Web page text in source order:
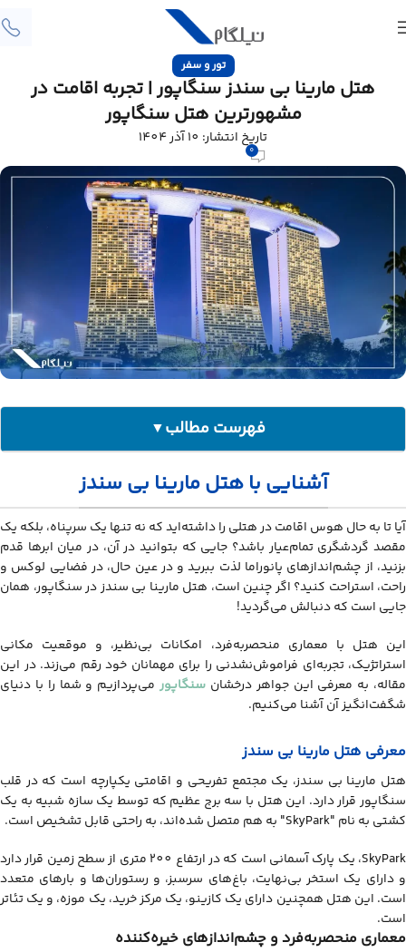
تور و سفر
هتل مارینا بی سندز سنگاپور | تجربه اقامت در
مشهورترین هتل سنگاپور
تاریخ انتشار: 10 آذر 1404
0
فهرست مطالب▼
معرفی هتل مارینا بی سندز
جاذبه‌های گردشگری هتل مارینا بی سندز سنگاپور
اقامت در هتل مارینا بی سندز
نکات مهم برای سفر به هتل مارینا بی سندز
آشنایی با هتل مارینا بی سندز
آیا تا به حال هوس اقامت در هتلی را داشته‌اید که نه تنها یک سرپناه، بلکه یک
مقصد گردشگری تمام‌عیار باشد؟ جایی که بتوانید در آن، در میان ابرها قدم
بزنید، از چشم‌اندازهای پانوراما لذت ببرید و در عین حال، در فضایی لوکس و
راحت، استراحت کنید؟ اگر چنین است، هتل مارینا بی سندز در سنگاپور، همان
جایی است که دنبالش می‌گردید!
این هتل با معماری منحصربه‌فرد، امکانات بی‌نظیر، و موقعیت مکانی
استراتژیک، تجربه‌ای فراموش‌نشدنی را برای مهمانان خود رقم می‌زند. در این
مقاله، به معرفی این جواهر درخشان سنگاپور می‌پردازیم و شما را با دنیای
شگفت‌انگیز آن آشنا می‌کنیم.
معرفی هتل مارینا بی سندز
هتل مارینا بی سندز، یک مجتمع تفریحی و اقامتی یکپارچه است که در قلب
سنگاپور قرار دارد. این هتل با سه برج عظیم که توسط یک سازه شبیه به یک
کشتی به نام "SkyPark" به هم متصل شده‌اند، به راحتی قابل تشخیص است.
SkyPark، یک پارک آسمانی است که در ارتفاع 200 متری از سطح زمین قرار دارد
و دارای یک استخر بی‌نهایت، باغ‌های سرسبز، و رستوران‌ها و بارهای متعدد
است. این هتل همچنین دارای یک کازینو، یک مرکز خرید، یک موزه، و یک تئاتر
است.
معماری منحصربه‌فرد و چشم‌اندازهای خیره‌کننده